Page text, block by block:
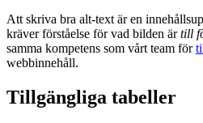
Att skriva bra alt-text är en
kräver förståelse för vad bilden ärtill
samma kompetens som vårt team för
webbinnehåll.
Tillgängliga tabeller